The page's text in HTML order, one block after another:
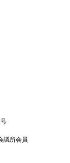
議所会員